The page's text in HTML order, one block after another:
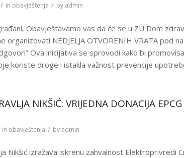
/ in obavještenja / by admin
Obavještavamo vas da će se u ZU Dom
organizovati NEDJELJA OTVORENIH VRATA pod
Ova inicijativa se sprovodi kako bi
koriste droge i istakla važnost prevencije
NIKŠIĆ: VRIJEDNA DONACIJA
in obavještenja / by admin
Nikšić izražava iskrenu zahvalnost Elektroprivredi